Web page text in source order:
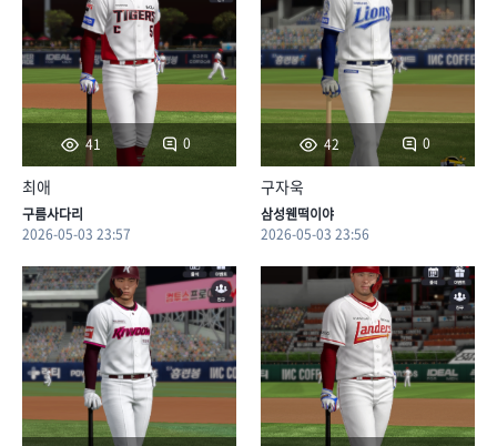
41 0
최애
구름사다리
2026-05-03 23:57
42 0
구자욱
삼성웬떡이야
2026-05-03 23:56